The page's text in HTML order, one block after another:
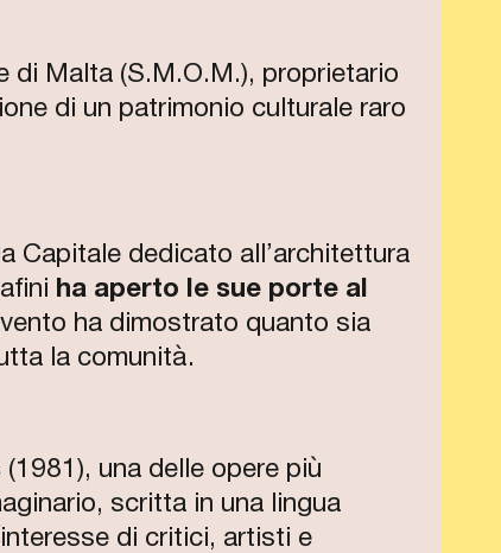
di Malta (S.M.O.M.), proprietario
di un patrimonio culturale raro
Capitale dedicato all’architettura
ha aperto le sue porte al
ha dimostrato quanto sia
la comunità.
(1981), una delle opere più
scritta in una lingua
di critici, artisti e